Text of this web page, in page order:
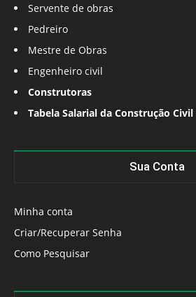
Servente de obras
Pedreiro
Mestre de Obras
Engenheiro civil
Construtoras
Tabela Salarial da Construção Civil
Sua Conta
Minha conta
Criar/Recuperar Senha
Como Pesquisar